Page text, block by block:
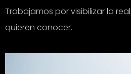
Trabajamos por visibilizar la
quieren conocer.